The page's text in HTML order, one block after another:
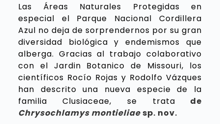
Las Áreas Naturales Protegidas en
especial el Parque Nacional Cordillera
Azul no deja de sorprendernos por su gran
diversidad biológica y endemismos que
alberga. Gracias al trabajo colaborativo
con el Jardin Botanico de Missouri, los
científicos Rocío Rojas y Rodolfo Vázques
han descrito una nueva especie de la
familia Clusiaceae, se trata de
Chrysochlamys montieliaesp. nov.